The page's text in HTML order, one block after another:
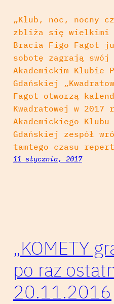
„Klub, noc, nocny
zbliża się wielkimi
Bracia Figo Fagot
sobotę zagrają swój
Akademickim
Gdańskiej
Fagot otworzą
Kwadratowej w 2017
Akademickiego
Gdańskiej zespół
tamtego czasu
11 stycznia, 2017
„KOMETY
po raz
20.11.2016